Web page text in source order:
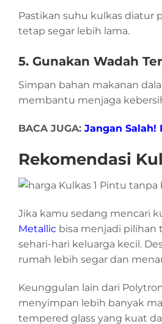
Pastikan suhu kulkas diatur
tetap segar lebih lama.
5. Gunakan Wadah
Simpan bahan makanan
membantu menjaga
BACA JUGA: Jangan
Rekomendasi
Jika kamu sedang mencari
Metallic bisa menjadi pilihan
sehari-hari keluarga kecil.
rumah lebih segar dan
Keunggulan lain dari
menyimpan lebih banyak
tempered glass yang kuat